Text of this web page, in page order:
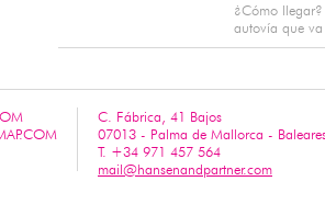
¿Cómo
autovía que
C. Fábrica, 41 Bajos
07013 - Palma de Mallorca -
T. +34 971 457 564
mail@hansenandpartner.com